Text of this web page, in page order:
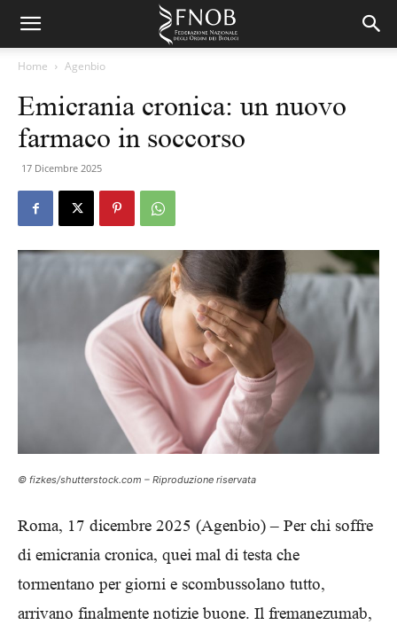
Home Agenbio
Emicrania cronica: un nuovo
farmaco in soccorso
17 Dicembre 2025
© fizkes/shutterstock.com – Riproduzione riservata
Roma, 17 dicembre 2025 (Agenbio) – Per chi soffre
di emicrania cronica, quei mal di testa che
tormentano per giorni e scombussolano tutto,
arrivano finalmente notizie buone. Il fremanezumab,